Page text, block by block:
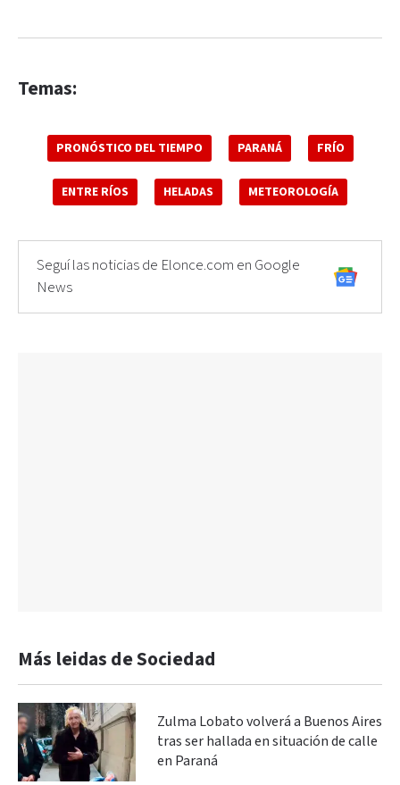
Temas:
PRONÓSTICO DEL TIEMPO PARANÁ FRÍO
ENTRE RÍOS HELADAS METEOROLOGÍA
Seguí las noticias de Elonce.com en Google
News
Más leidas de Sociedad
Zulma Lobato volverá a Buenos Aires
tras ser hallada en situación de calle
en Paraná